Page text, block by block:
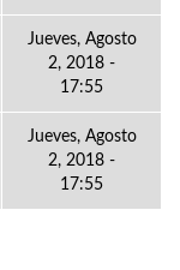
Jueves, Agosto
2, 2018 -
17:55
Jueves, Agosto
2, 2018 -
17:55